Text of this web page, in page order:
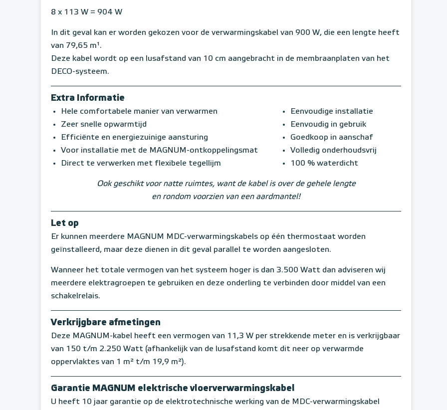
8 x 113 W = 904 W
In dit geval kan er worden gekozen voor de verwarmingskabel van 900 W, die een lengte heeft
van 79,65 m¹.
Deze kabel wordt op een lusafstand van 10 cm aangebracht in de membraanplaten van het
DECO-systeem.
Extra Informatie
Hele comfortabele manier van verwarmen
Zeer snelle opwarmtijd
Efficiënte en energiezuinige aansturing
Voor installatie met de MAGNUM-ontkoppelingsmat
Direct te verwerken met flexibele tegellijm
Eenvoudige installatie
Eenvoudig in gebruik
Goedkoop in aanschaf
Volledig onderhoudsvrij
100 % waterdicht
Ook geschikt voor natte ruimtes, want de kabel is over de gehele lengte
en rondom voorzien van een aardmantel!
Let op
Er kunnen meerdere MAGNUM MDC-verwarmingskabels op één thermostaat worden
geïnstalleerd, maar deze dienen in dit geval parallel te worden aangesloten.
Wanneer het totale vermogen van het systeem hoger is dan 3.500 Watt dan adviseren wij
meerdere elektragroepen te gebruiken en deze onderling te verbinden door middel van een
schakelrelais.
Verkrijgbare afmetingen
Deze MAGNUM-kabel heeft een vermogen van 11,3 W per strekkende meter en is verkrijgbaar
van 150 t/m 2.250 Watt (afhankelijk van de lusafstand komt dit neer op verwarmde
oppervlaktes van 1 m² t/m 19,9 m²).
Garantie MAGNUM elektrische vloerverwarmingskabel
U heeft 10 jaar garantie op de elektrotechnische werking van de MDC-verwarmingskabel